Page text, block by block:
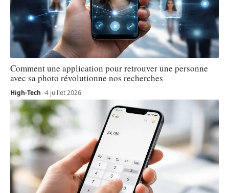
Comment une application pour retrouver une personne
avec sa photo révolutionne nos recherches
High-Tech 4 juillet 2026